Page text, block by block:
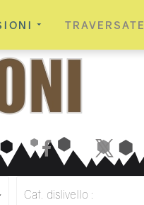
TRAVERSATE
Facebook X
Cat. dislivello :